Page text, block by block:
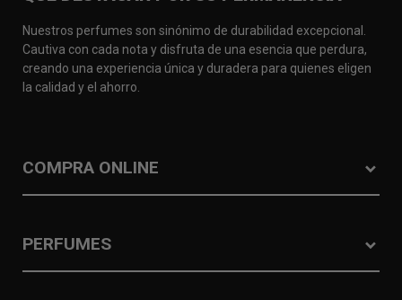
Nuestros perfumes son sinónimo de durabilidad excepcional.
Cautiva con cada nota y disfruta de una esencia que perdura,
creando una experiencia única y duradera para quienes eligen
la calidad y el ahorro.
COMPRA ONLINE
PERFUMES